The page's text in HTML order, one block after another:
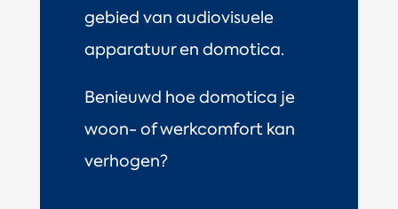
gebied van audiovisuele
apparatuur en domotica.
Benieuwd hoe domotica je
woon- of werkcomfort kan
verhogen?